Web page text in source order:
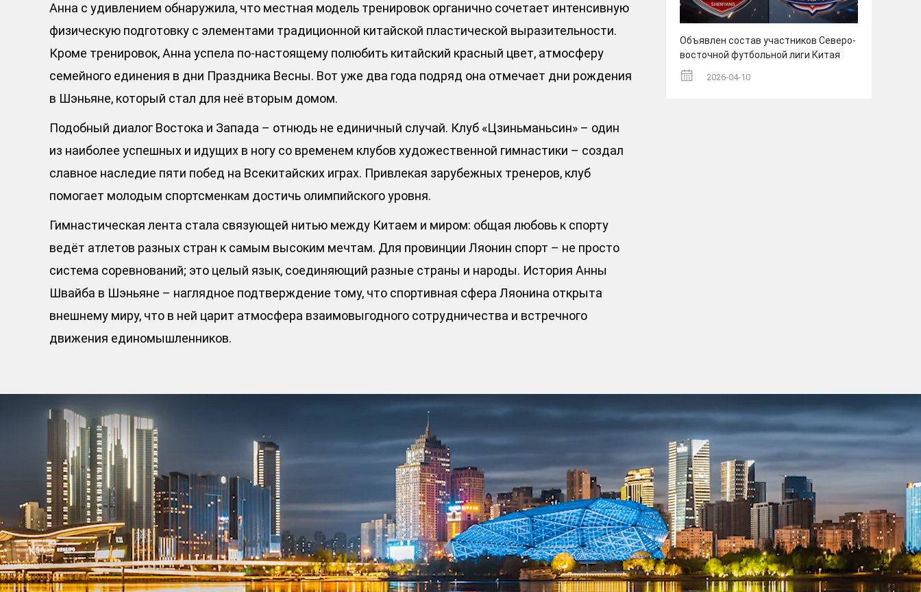
Анна с удивлением обнаружила, что местная модель тренировок органично сочетает интенсивную
физическую подготовку с элементами традиционной китайской пластической выразительности.
Кроме тренировок, Анна успела по-настоящему полюбить китайский красный цвет, атмосферу
семейного единения в дни Праздника Весны. Вот уже два года подряд она отмечает дни рождения
в Шэньяне, который стал для неё вторым домом.
Подобный диалог Востока и Запада – отнюдь не единичный случай. Клуб «Цзиньманьсин» – один
из наиболее успешных и идущих в ногу со временем клубов художественной гимнастики – создал
славное наследие пяти побед на Всекитайских играх. Привлекая зарубежных тренеров, клуб
помогает молодым спортсменкам достичь олимпийского уровня.
Гимнастическая лента стала связующей нитью между Китаем и миром: общая любовь к спорту
ведёт атлетов разных стран к самым высоким мечтам. Для провинции Ляонин спорт – не просто
система соревнований; это целый язык, соединяющий разные страны и народы. История Анны
Швайба в Шэньяне – наглядное подтверждение тому, что спортивная сфера Ляонина открыта
внешнему миру, что в ней царит атмосфера взаимовыгодного сотрудничества и встречного
движения единомышленников.
Объявлен состав участников Северо-
восточной футбольной лиги Китая
2026-04-10